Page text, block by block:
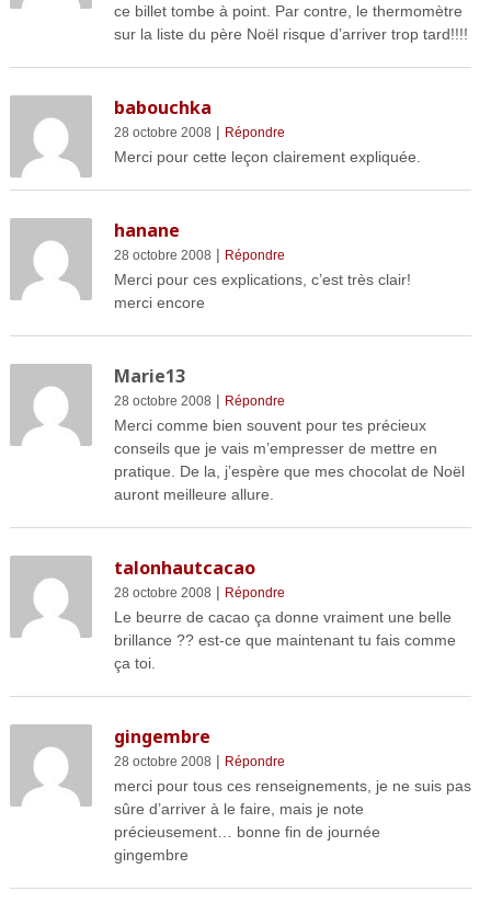
ce billet tombe à point. Par contre, le thermomètre
sur la liste du père Noël risque d’arriver trop tard!!!!
babouchka
28 octobre 2008 | Répondre
Merci pour cette leçon clairement expliquée.
hanane
28 octobre 2008 | Répondre
Merci pour ces explications, c’est très clair!
merci encore
Marie13
28 octobre 2008 | Répondre
Merci comme bien souvent pour tes précieux
conseils que je vais m’empresser de mettre en
pratique. De la, j’espère que mes chocolat de Noël
auront meilleure allure.
talonhautcacao
28 octobre 2008 | Répondre
Le beurre de cacao ça donne vraiment une belle
brillance ?? est-ce que maintenant tu fais comme
ça toi.
gingembre
28 octobre 2008 | Répondre
merci pour tous ces renseignements, je ne suis pas
sûre d’arriver à le faire, mais je note
précieusement… bonne fin de journée
gingembre